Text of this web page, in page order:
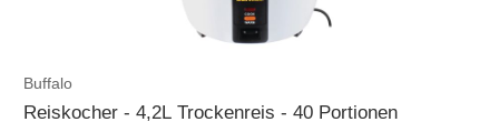
Buffalo
Reiskocher - 4,2L Trockenreis - 40 Portionen